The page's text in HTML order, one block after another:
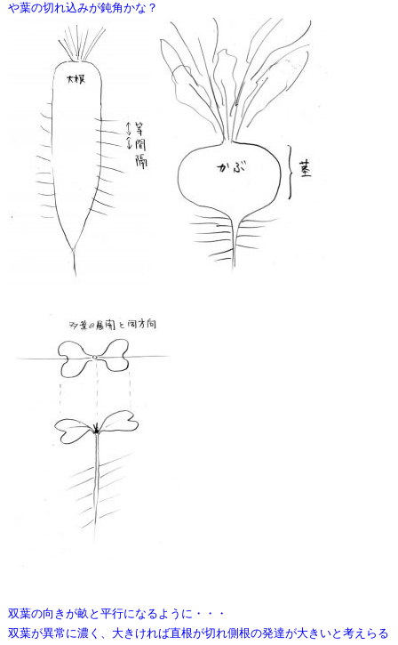
や葉の切れ込みが鈍角かな？
双葉の向きが畝と平行になるように・・・
双葉が異常に濃く、大きければ直根が切れ側根の発達が大きいと考えらる